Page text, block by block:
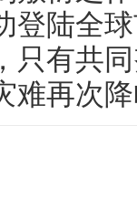
登陆全
只有共
难再次